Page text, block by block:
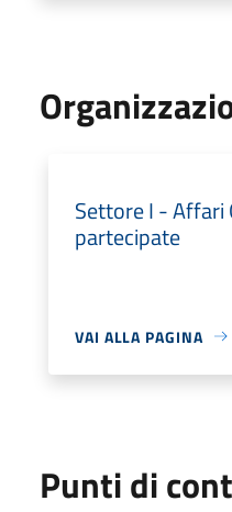
Settore I - Affari
partecipate
VAI ALLA PAGINA
Punti di